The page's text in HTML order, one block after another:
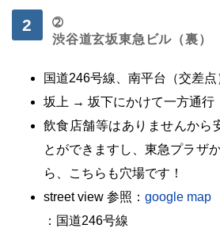
➁
渋谷道玄坂東急ビル（裏）
国道246号線、 南平台（交差点
坂上 → 坂下にかけて一方通行
飲食店舗等はありませんから
とができますし、東急プラザ
ら、こちらも穴場です！
street view 参照： google map
：国道246号線